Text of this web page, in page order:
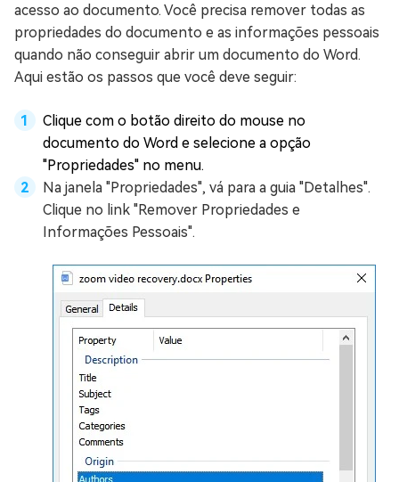
acesso ao documento. Você precisa remover todas as
propriedades do documento e as informações pessoais
quando não conseguir abrir um documento do Word.
Aqui estão os passos que você deve seguir:
Clique com o botão direito do mouse no
documento do Word e selecione a opção
"Propriedades" no menu.
Na janela "Propriedades", vá para a guia "Detalhes".
Clique no link "Remover Propriedades e
Informações Pessoais".